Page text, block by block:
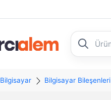
Bilgisayar Bilgisayar Bileşenleri